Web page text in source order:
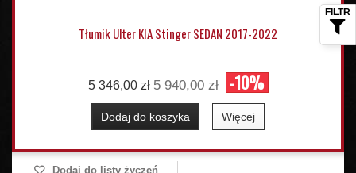
Tłumik Ulter KIA Stinger SEDAN 2017-2022
5 346,00 zł 5 940,00 zł -10%
Dodaj do koszyka Więcej
Dodaj do listy życzeń